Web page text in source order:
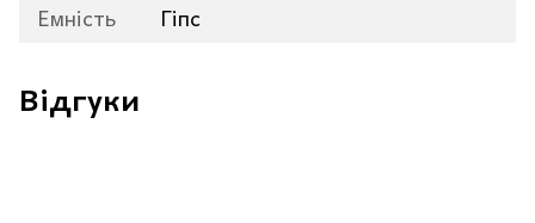
Емність
Гіпс
Відгуки